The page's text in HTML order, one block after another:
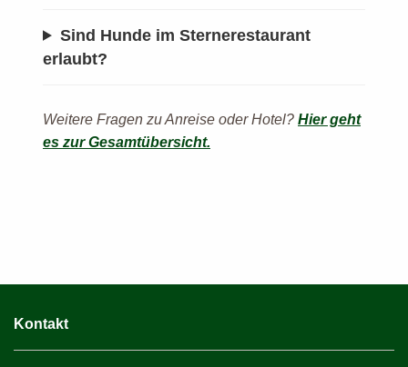
Sind Hunde im Sternerestaurant
erlaubt?
Weitere Fragen zu Anreise oder Hotel? Hier geht
es zur Gesamtübersicht.
Kontakt